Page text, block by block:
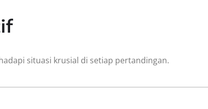
situasi krusial di setiap pertandingan.